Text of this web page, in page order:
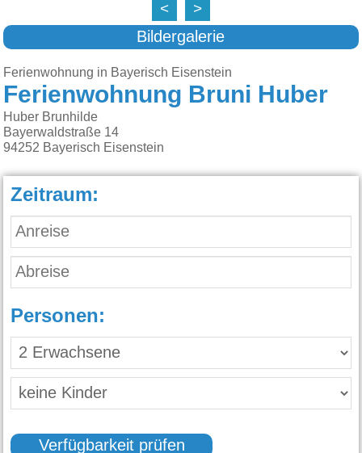
< >
Bildergalerie
Ferienwohnung in Bayerisch Eisenstein
Ferienwohnung Bruni Huber
Huber Brunhilde
Bayerwaldstraße 14
94252 Bayerisch Eisenstein
Zeitraum:
Personen:
Verfügbarkeit prüfen